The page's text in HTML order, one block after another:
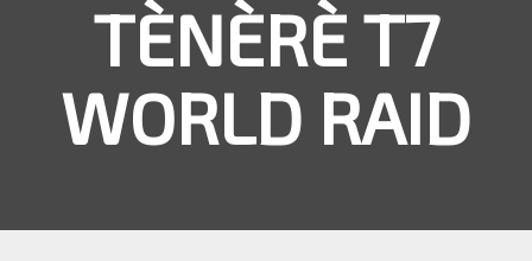
TÈNÈRÈ T7
WORLD RAID